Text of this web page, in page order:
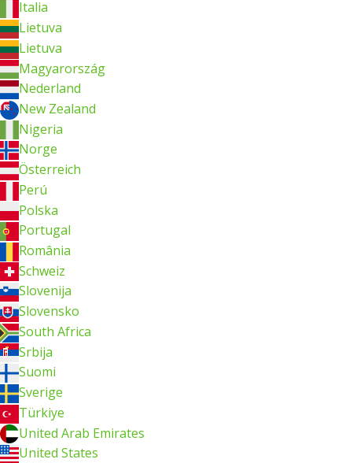
Italia
Lietuva
Lietuva
Magyarország
Nederland
New Zealand
Nigeria
Norge
Österreich
Perú
Polska
Portugal
România
Schweiz
Slovenija
Slovensko
South Africa
Srbija
Suomi
Sverige
Türkiye
United Arab Emirates
United States